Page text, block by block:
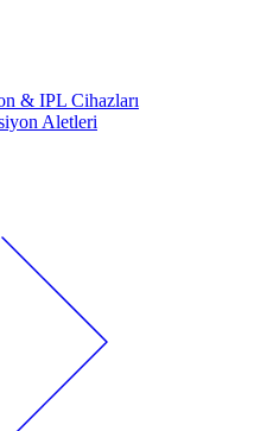
& IPL Cihazları
Aletleri